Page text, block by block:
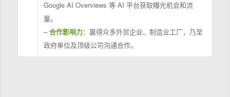
Google AI Overviews 等 AI 平台获取曝光机会和流
量。
–合作影响力：赢得众多外贸企业、制造业工厂，乃至
政府单位及顶级公司沟通合作。